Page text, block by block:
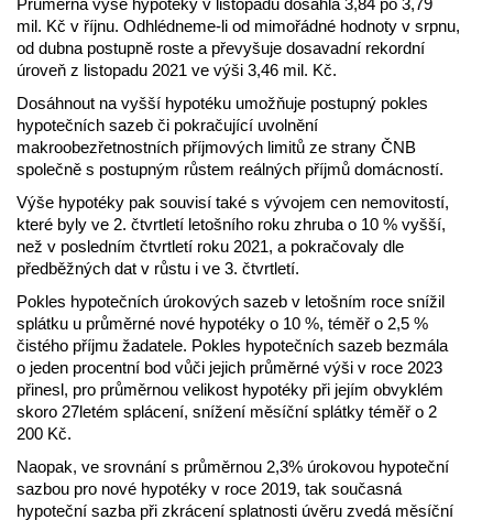
Průměrná výše hypotéky v listopadu dosáhla 3,84 po 3,79
mil. Kč v říjnu. Odhlédneme-li od mimořádné hodnoty v srpnu,
od dubna postupně roste a převyšuje dosavadní rekordní
úroveň z listopadu 2021 ve výši 3,46 mil. Kč.
Dosáhnout na vyšší hypotéku umožňuje postupný pokles
hypotečních sazeb či pokračující uvolnění
makroobezřetnostních příjmových limitů ze strany ČNB
společně s postupným růstem reálných příjmů domácností.
Výše hypotéky pak souvisí také s vývojem cen nemovitostí,
které byly ve 2. čtvrtletí letošního roku zhruba o 10 % vyšší,
než v posledním čtvrtletí roku 2021, a pokračovaly dle
předběžných dat v růstu i ve 3. čtvrtletí.
Pokles hypotečních úrokových sazeb v letošním roce snížil
splátku u průměrné nové hypotéky o 10 %, téměř o 2,5 %
čistého příjmu žadatele. Pokles hypotečních sazeb bezmála
o jeden procentní bod vůči jejich průměrné výši v roce 2023
přinesl, pro průměrnou velikost hypotéky při jejím obvyklém
skoro 27letém splácení, snížení měsíční splátky téměř o 2
200 Kč.
Naopak, ve srovnání s průměrnou 2,3% úrokovou hypoteční
sazbou pro nové hypotéky v roce 2019, tak současná
hypoteční sazba při zkrácení splatnosti úvěru zvedá měsíční